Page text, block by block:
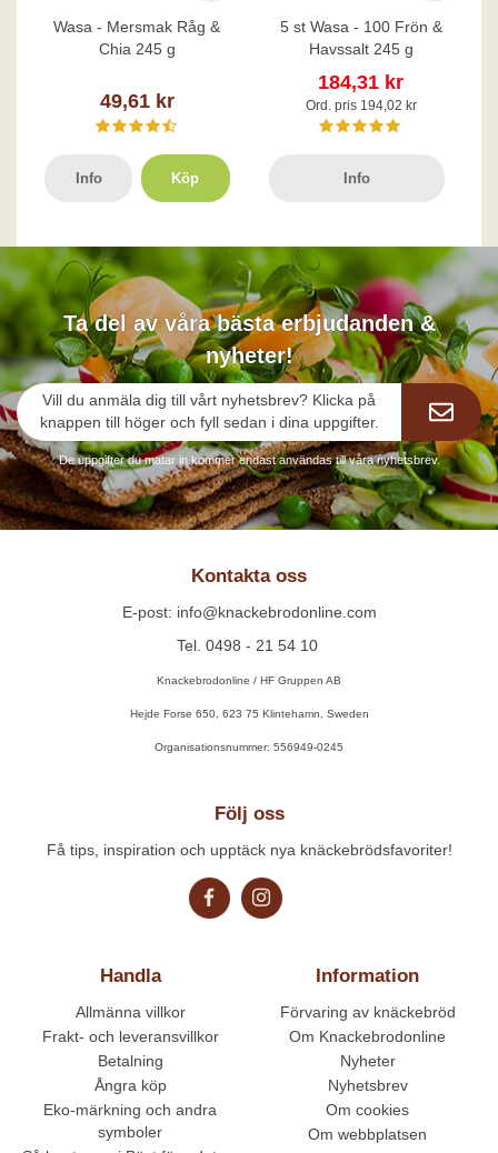
Wasa - Mersmak Råg &
Chia 245 g
49,61 kr
Info Köp
5 st Wasa - 100 Frön &
Havssalt 245 g
184,31 kr
Ord. pris 194,02 kr
Info
Ta del av våra bästa erbjudanden &
nyheter!
Vill du anmäla dig till vårt nyhetsbrev? Klicka på
knappen till höger och fyll sedan i dina uppgifter.
De uppgifter du matar in kommer endast användas till våra nyhetsbrev.
Kontakta oss
E-post: info@knackebrodonline.com
Tel. 0498 - 21 54 10
Knackebrodonline / HF Gruppen AB
Hejde Forse 650, 623 75 Klintehamn, Sweden
Organisationsnummer: 556949-0245
Handla
Allmänna villkor
Frakt- och leveransvillkor
Betalning
Ångra köp
Eko-märkning och andra
symboler
Information
Förvaring av knäckebröd
Om Knackebrodonline
Nyheter
Nyhetsbrev
Om cookies
Om webbplatsen
Följ oss
Få tips, inspiration och upptäck nya knäckebrödsfavoriter!